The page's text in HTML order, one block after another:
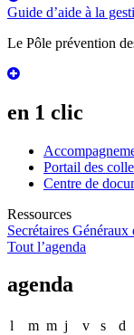
Guide d’aide à la
Le Pôle prévention
en 1 clic
Portail des
Centre de
Ressources
Secrétaires
Tout l’agenda
agenda
l m m j v s
d